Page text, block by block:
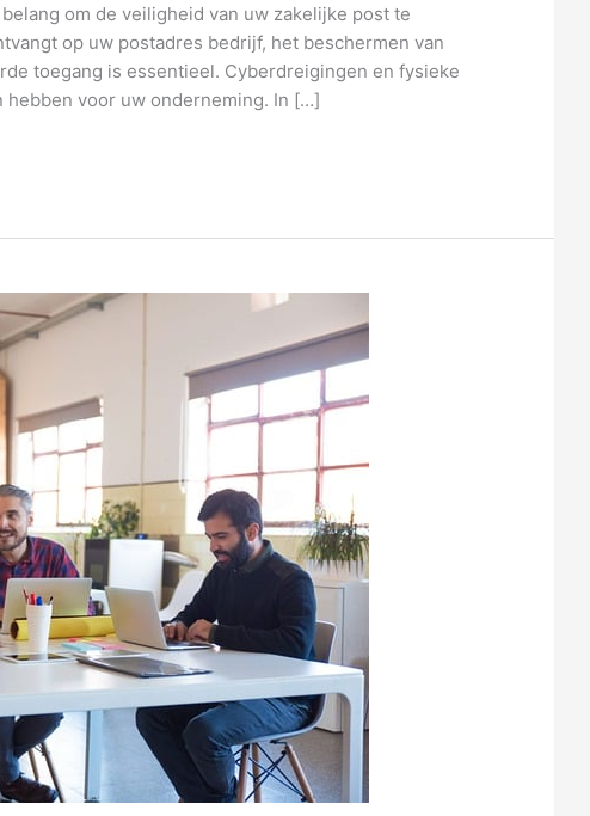
om de veiligheid van uw zakelijke post te
op uw postadres bedrijf, het beschermen van
toegang is essentieel. Cyberdreigingen en fysieke
voor uw onderneming. In […]